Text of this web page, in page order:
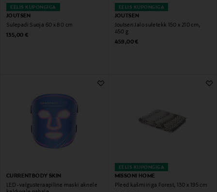
EELIS KUPONGIGA
JOUTSEN
Sulepadi Suoja 60 x 80 cm
Original Price
135,00 €
EELIS KUPONGIGA
JOUTSEN
Joutsen Jalo suletekk 150 x 210 cm,
450 g
Original Price
459,00 €
CURRENTBODY SKIN
LED -valgusteraapiline maski aknele
EELIS KUPONGIGA
MISSONI HOME
Pleed kašmiiriga Forest, 130 x 195 cm